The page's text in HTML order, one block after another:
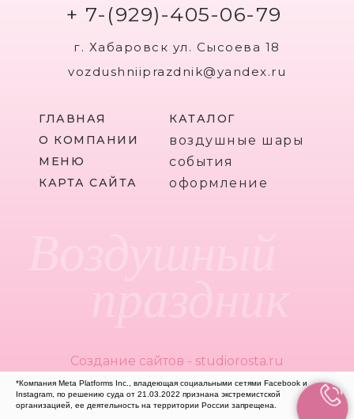
ГЛАВНАЯ
Создание сайтов - studiorosta.ru
+ 7-(929)-405-06-79
г. Хабаровск ул. Сысоева 18
vozdushniiprazdnik@yandex.ru
О КОМПАНИИ
КАРТА САЙТА
МЕНЮ
КАТАЛОГ
воздушные шары
события
оформление
*Компания Meta Platforms Inc., владеющая социальными сетями Facebook и
Instagram, по решению суда от 21.03.2022 признана экстремистской
организацией, ее деятельность на территории России запрещена.